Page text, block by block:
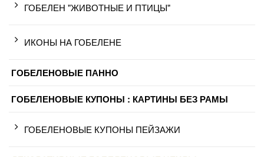
ГОБЕЛЕН "ЖИВОТНЫЕ И ПТИЦЫ"
ИКОНЫ НА ГОБЕЛЕНЕ
ГОБЕЛЕНОВЫЕ ПАННО
ГОБЕЛЕНОВЫЕ КУПОНЫ : КАРТИНЫ БЕЗ РАМЫ
ГОБЕЛЕНОВЫЕ КУПОНЫ ПЕЙЗАЖИ